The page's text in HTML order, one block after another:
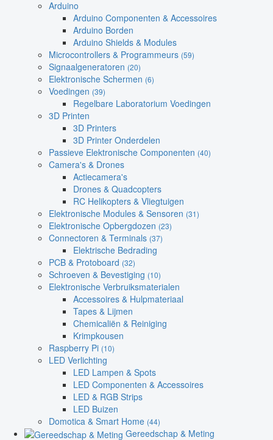
Arduino
Arduino Componenten & Accessoires
Arduino Borden
Arduino Shields & Modules
Microcontrollers & Programmeurs (59)
Signaalgeneratoren (20)
Elektronische Schermen (6)
Voedingen (39)
Regelbare Laboratorium Voedingen
3D Printen
3D Printers
3D Printer Onderdelen
Passieve Elektronische Componenten (40)
Camera's & Drones
Actiecamera's
Drones & Quadcopters
RC Helikopters & Vliegtuigen
Elektronische Modules & Sensoren (31)
Elektronische Opbergdozen (23)
Connectoren & Terminals (37)
Elektrische Bedrading
PCB & Protoboard (32)
Schroeven & Bevestiging (10)
Elektronische Verbruiksmaterialen
Accessoires & Hulpmateriaal
Tapes & Lijmen
Chemicaliën & Reiniging
Krimpkousen
Raspberry Pi (10)
LED Verlichting
LED Lampen & Spots
LED Componenten & Accessoires
LED & RGB Strips
LED Buizen
Domotica & Smart Home (44)
Gereedschap & Meting